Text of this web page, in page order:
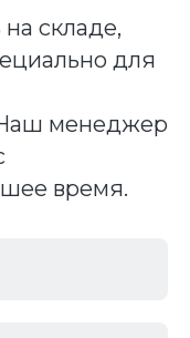
складе,
для
менеджер
время.